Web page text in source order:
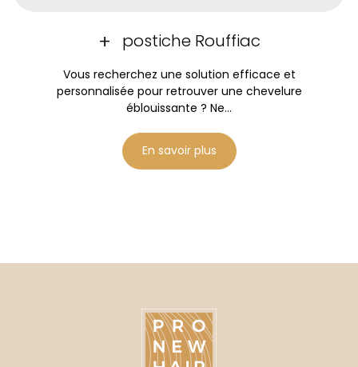
postiche Rouffiac
Vous recherchez une solution efficace et
personnalisée pour retrouver une chevelure
éblouissante ? Ne...
En savoir plus